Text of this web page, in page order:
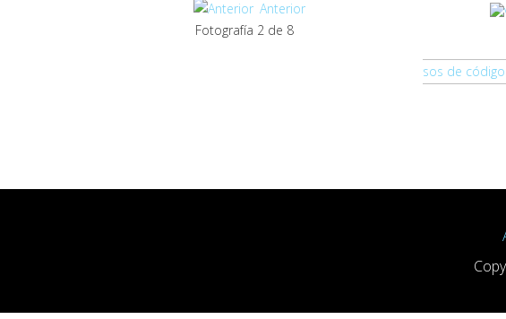
Anterior
Fotografía 2 de 8